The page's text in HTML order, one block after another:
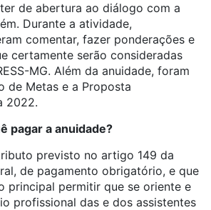
de abertura ao diálogo com a
Durante a atividade,
comentar, fazer ponderações e
certamente serão consideradas
MG. Além da anuidade, foram
de Metas e a Proposta
2022.
pagar a anuidade?
previsto no artigo 149 da
de pagamento obrigatório, e que
principal permitir que se oriente e
profissional das e dos assistentes